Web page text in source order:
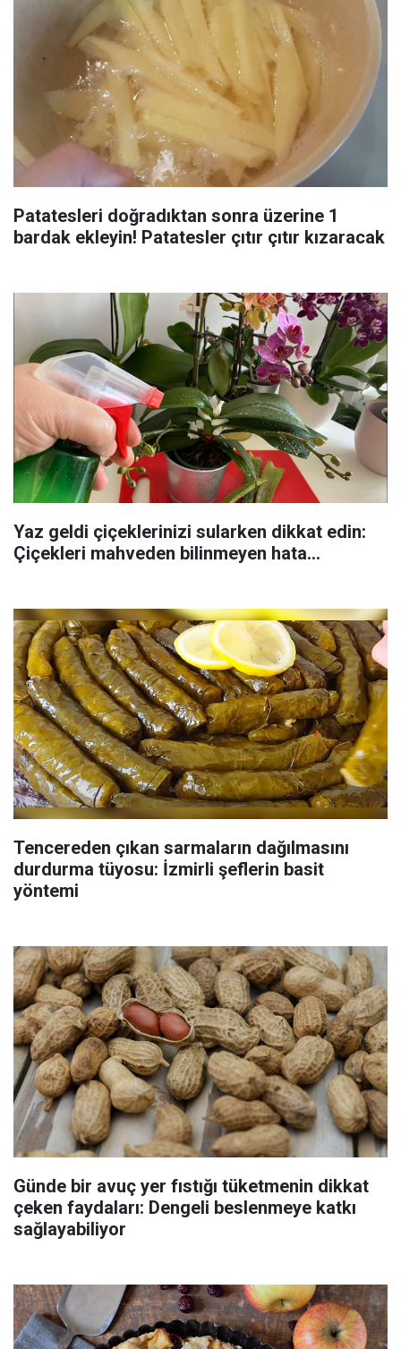
Patatesleri doğradıktan sonra üzerine 1
bardak ekleyin! Patatesler çıtır çıtır kızaracak
Yaz geldi çiçeklerinizi sularken dikkat edin:
Çiçekleri mahveden bilinmeyen hata...
Tencereden çıkan sarmaların dağılmasını
durdurma tüyosu: İzmirli şeflerin basit
yöntemi
Günde bir avuç yer fıstığı tüketmenin dikkat
çeken faydaları: Dengeli beslenmeye katkı
sağlayabiliyor